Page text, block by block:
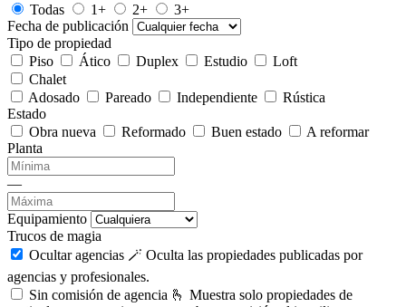
Todas
1+ 2+
3+
Fecha de publicación
Tipo de propiedad
Piso
Ático Duplex Estudio
Loft
Chalet
Adosado
Pareado Independiente
Rústica
Estado
Obra nueva
Reformado Buen estado
A reformar
Planta
—
Equipamiento
Trucos de magia
Ocultar agencias 🪄 Oculta las propiedades publicadas por
agencias y profesionales.
Sin comisión de agencia 🫰 Muestra solo propiedades de